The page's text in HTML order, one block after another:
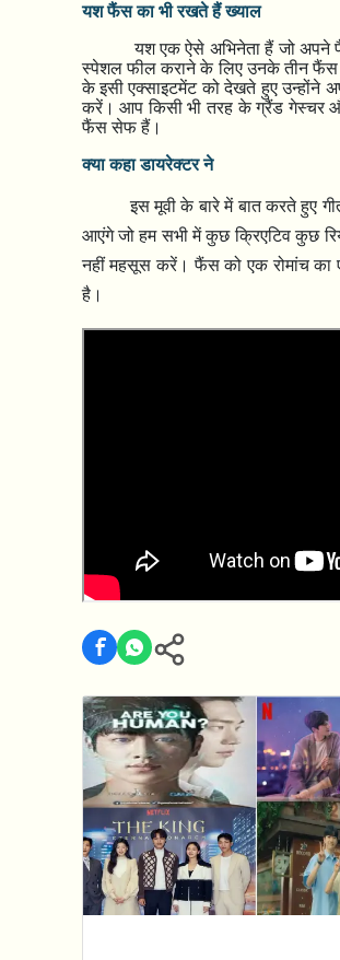
यश फैंस का भी रखते हैं ख्याल
यश एक ऐसे अभिनेता हैं जो अपने
स्पेशल फील कराने के लिए उनके तीन
के इसी एक्साइटमेंट को देखते हुए उन्होंने
करें। आप किसी भी तरह के ग्रैंड गेस्चर
फैंस सेफ हैं।
क्या कहा डायरेक्टर ने
इस मूवी के बारे में बात करते हुए गीतू
आएंगे जो हम सभी में कुछ क्रिएटिव कुछ
नहीं महसूस करें। फैंस को एक रोमांच का
है।